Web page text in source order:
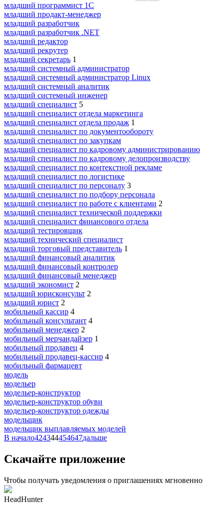
младший программист 1С
младший продакт-менеджер
младший разработчик
младший разработчик .NET
младший редактор
младший рекрутер
младший секретарь 1
младший системный администратор
младший системный администратор Linux
младший системный аналитик
младший системный инженер
младший специалист 5
младший специалист отдела маркетинга
младший специалист отдела продаж 1
младший специалист по документообороту
младший специалист по закупкам
младший специалист по кадровому администрированию
младший специалист по кадровому делопроизводству
младший специалист по контекстной рекламе
младший специалист по логистике
младший специалист по персоналу 3
младший специалист по подбору персонала
младший специалист по работе с клиентами 2
младший специалист технической поддержки
младший специалист финансового отдела
младший тестировщик
младший технический специалист
младший торговый представитель 1
младший финансовый аналитик
младший финансовый контролер
младший финансовый менеджер
младший экономист 2
младший юрисконсульт 2
младший юрист 2
мобильный кассир 4
мобильный консультант 4
мобильный менеджер 2
мобильный мерчандайзер 1
мобильный продавец 4
мобильный продавец-кассир 4
мобильный фармацевт
модель
модельер
модельер-конструктор
модельер-конструктор обуви
модельер-конструктор одежды
модельщик
модельщик выплавляемых моделей
В начало424344454647дальше
Скачайте приложение
Чтобы получать уведомления о приглашениях мгновенно
HeadHunter